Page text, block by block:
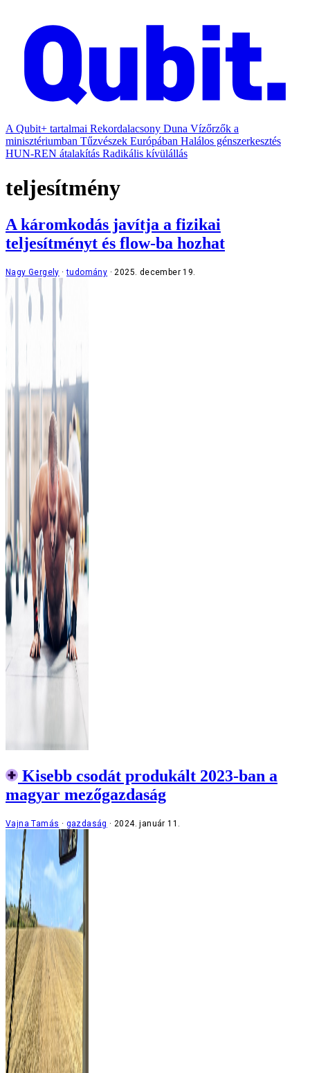
A Qubit+ tartalmai Rekordalacsony Duna Vízőrzők a
minisztériumban Tűzvészek Európában Halálos génszerkesztés
HUN-REN átalakítás Radikális kívülállás
teljesítmény
A káromkodás javítja a fizikai
teljesítményt és flow-ba hozhat
Nagy Gergely tudomány 2025. december 19.
Kisebb csodát produkált 2023-ban a
magyar mezőgazdaság
Vajna Tamás gazdaság 2024. január 11.